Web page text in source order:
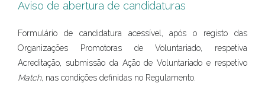
Aviso de abertura de candidaturas
Formulário de candidatura acessível, após o registo das
Organizações Promotoras de Voluntariado, respetiva
Acreditação, submissão da Ação de Voluntariado e respetivo
Match, nas condições definidas no Regulamento.